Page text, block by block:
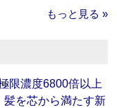
もっと見る »
限濃度6800倍以上
髪を芯から満たす新